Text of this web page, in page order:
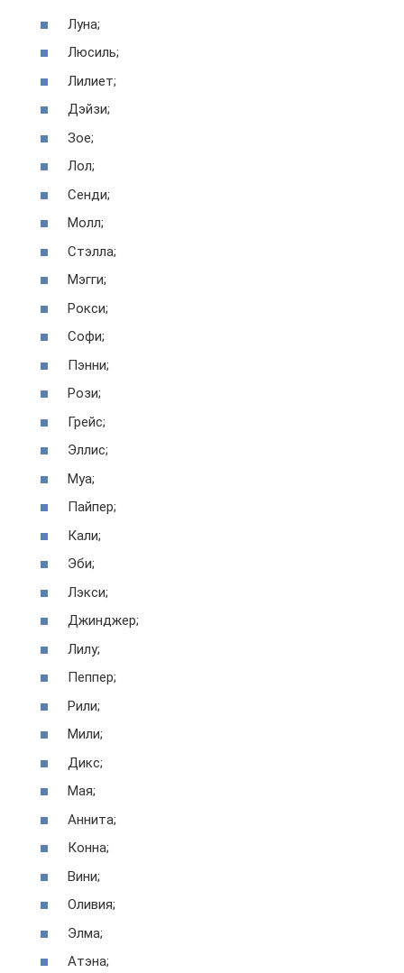
Луна;
Люсиль;
Лилиет;
Дэйзи;
Зое;
Лол;
Сенди;
Молл;
Стэлла;
Мэгги;
Рокси;
Софи;
Пэнни;
Рози;
Грейс;
Эллис;
Муа;
Пайпер;
Кали;
Эби;
Лэкси;
Джинджер;
Лилу;
Пеппер;
Рили;
Мили;
Дикс;
Мая;
Аннита;
Конна;
Вини;
Оливия;
Элма;
Атэна;